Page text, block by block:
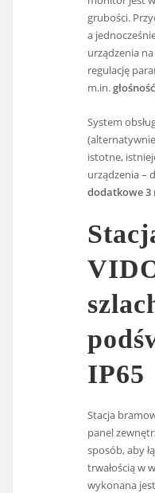
grubości.
a
urządzenia
regulację
m.in.
System
istotne,
urządzenia –
dodatkowe
IP65
Stacja
panel
sposób, aby
trwałością w
wykonana